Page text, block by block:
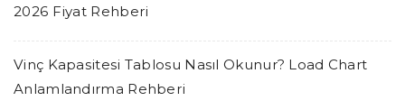
2026 Fiyat Rehberi
Vinç Kapasitesi Tablosu Nasıl Okunur? Load Chart
Anlamlandırma Rehberi